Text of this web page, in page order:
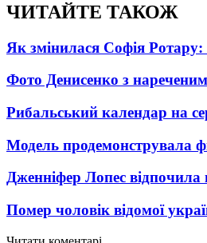
ЧИТАЙТЕ ТАКОЖ
Як змінилася Софія Ротару:
Фото Денисенко з
Рибальський календар на
Модель продемонструвала
Дженніфер Лопес відпочила
Помер чоловік відомої